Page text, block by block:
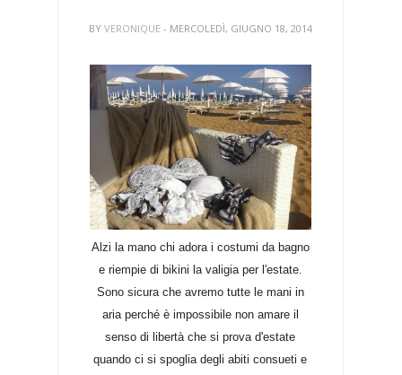
BY VERONIQUE - MERCOLEDÌ, GIUGNO 18, 2014
Alzi la mano chi adora i costumi da bagno
e riempie di bikini la valigia per l'estate.
Sono sicura che avremo tutte le mani in
aria perché è impossibile non amare il
senso di libertà che si prova d'estate
quando ci si spoglia degli abiti consueti e